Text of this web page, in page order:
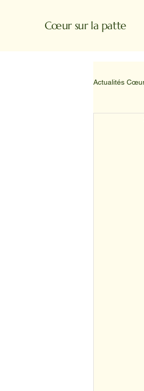
Cœur sur la patte
Actualités